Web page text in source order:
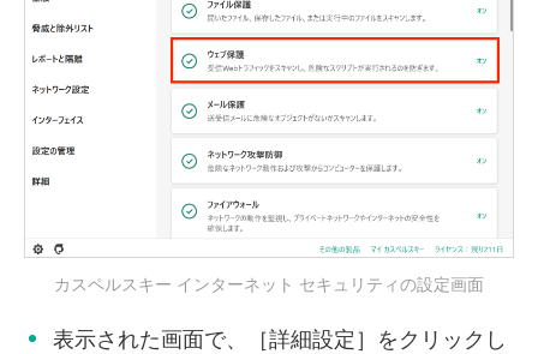
カスペルスキー インターネット セキュリティの設定画面
表示された画面で、［詳細設定］をクリックし